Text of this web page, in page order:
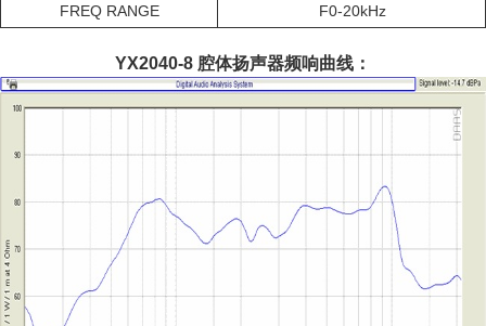
FREQ RANGE
F0-20kHz
YX2040-8 腔体扬声器频响曲线：